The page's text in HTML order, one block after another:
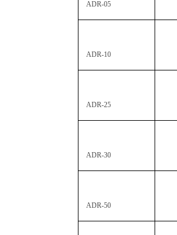
ADR-05
ADR-10
ADR-25
ADR-30
ADR-50